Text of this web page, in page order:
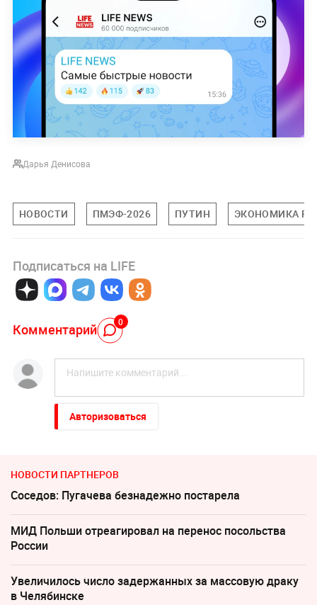
Дарья Денисова
НОВОСТИ ПМЭФ-2026 ПУТИН ЭКОНОМИКА РФ
Подписаться на LIFE
Комментарий 0
Авторизоваться
НОВОСТИ ПАРТНЕРОВ
Соседов: Пугачева безнадежно постарела
МИД Польши отреагировал на перенос посольства
России
Увеличилось число задержанных за массовую драку
в Челябинске